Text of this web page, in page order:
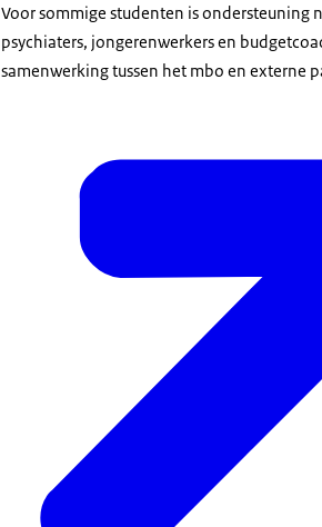
Voor sommige studenten is ondersteuning
psychiaters, jongerenwerkers en
samenwerking tussen het mbo en externe